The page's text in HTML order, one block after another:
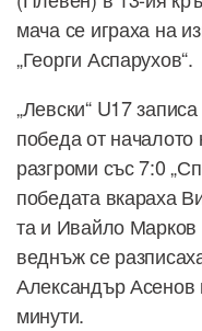
мача се играха на
„Георги Аспарухов“.
„Левски“ U17
победа от началото
разгроми със 7:0
победата вкараха
та и Ивайло Марков
веднъж се
Александър Асенов
минути.